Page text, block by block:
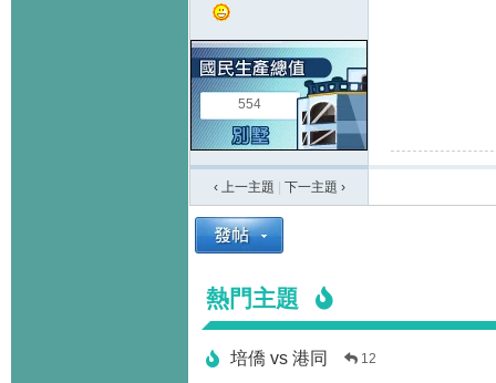
554
‹ 上一主題 下一主題 ›
熱門主題
培僑 vs 港同 12